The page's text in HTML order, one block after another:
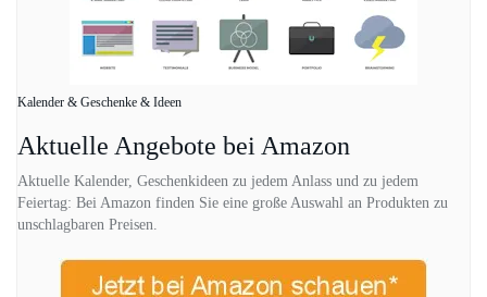
Kalender & Geschenke & Ideen
Aktuelle Angebote bei Amazon
Aktuelle Kalender, Geschenkideen zu jedem Anlass und zu jedem
Feiertag: Bei Amazon finden Sie eine große Auswahl an Produkten zu
unschlagbaren Preisen.